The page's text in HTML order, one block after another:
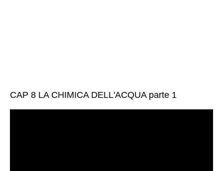
CAP 8 LA CHIMICA DELL'ACQUA parte 1